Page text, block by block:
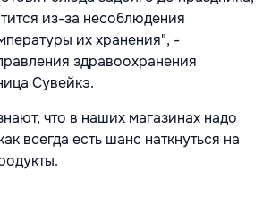
из-за несоблюдения
их хранения", -
здравоохранения
Сувейкэ.
что в наших магазинах надо
всегда есть шанс наткнуться на